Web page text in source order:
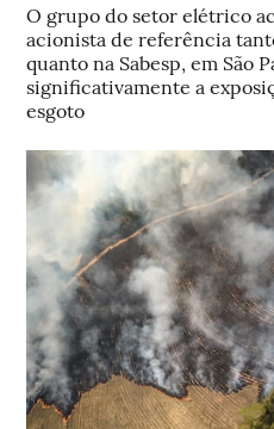
O grupo do setor elétrico
acionista de referência
quanto na Sabesp, em São
significativamente a
esgoto